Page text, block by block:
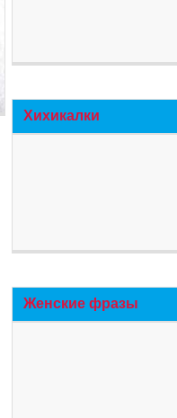
Хихикалки
Женские фразы